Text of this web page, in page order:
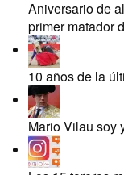
Aniversario de
primer matador
10 años de la
Mario Vilau soy